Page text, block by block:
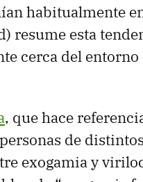
habitualmente
resume esta
cerca del entorno
, que hace
de
exogamia y